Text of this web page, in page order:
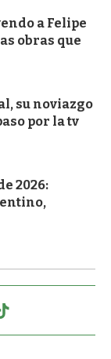
a Felipe
obras que
su noviazgo
por la tv
2026: